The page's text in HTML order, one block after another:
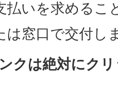
払いを求めるこ
は窓口で交付し
クは絶対にク